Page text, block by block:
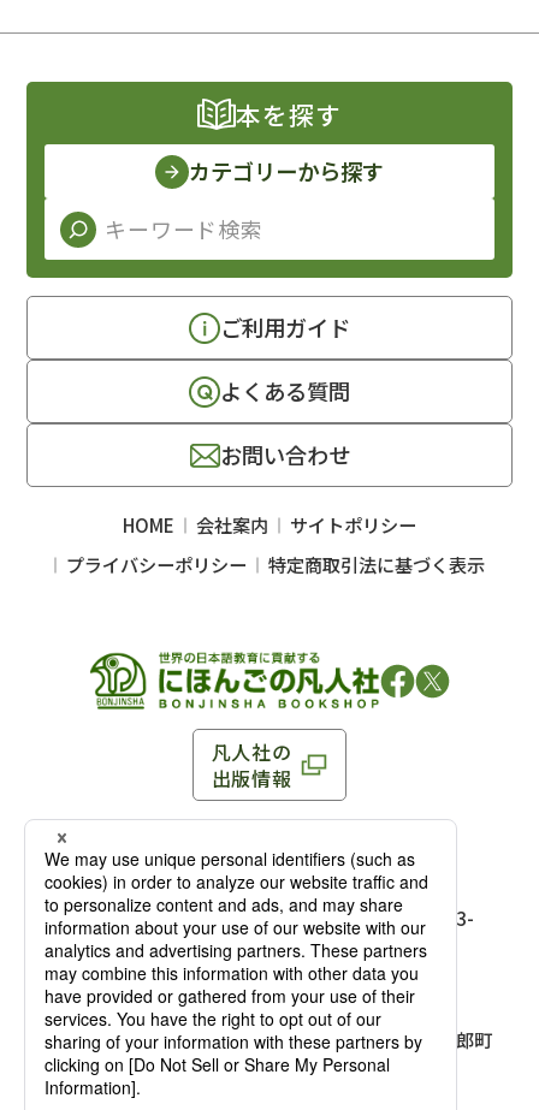
凡人社の
出版情報
〒102-0093 東京都千代田区平河町 1-3-13 8F
TEL：03-3263-3959／FAX：03-3263-3116
麹町店
〒102-0093 東京都千代田区平河町1-3-
13 8F［アクセス］
TEL：03-3239-8673／FAX：03-3263-
3116
大阪店
〒541-0056 大阪府大阪市中央区久太郎町
4-2-10
大西ビルディング 1階［
本を探す
カテゴリーから探す
ご利用ガイド
よくある質問
お問い合わせ
HOME 会社案内
サイトポリシー
プライバシーポリシー
特定商取引法に基づく表示